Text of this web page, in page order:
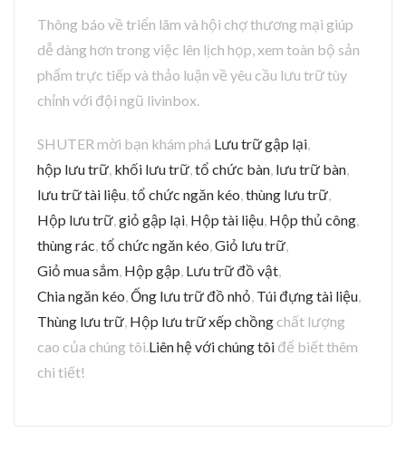
Thông báo về triển lãm và hội chợ thương mại giúp
dễ dàng hơn trong việc lên lịch họp, xem toàn bộ sản
phẩm trực tiếp và thảo luận về yêu cầu lưu trữ tùy
chỉnh với đội ngũ livinbox.
SHUTER mời bạn khám phá Lưu trữ gập lại
hộp lưu trữ khối lưu trữ tổ chức bàn lưu trữ bàn
lưu trữ tài liệu tổ chức ngăn kéo thùng lưu trữ
Hộp lưu trữ giỏ gập lại Hộp tài liệu Hộp thủ công
thùng rác tổ chức ngăn kéo Giỏ lưu trữ
Giỏ mua sắm Hộp gập Lưu trữ đồ vật
Chia ngăn kéo Ống lưu trữ đồ nhỏ Túi đựng tài liệu
Thùng lưu trữ Hộp lưu trữ xếp chồng chất lượng
cao của chúng tôi. Liên hệ với chúng tôi để biết thêm
chi tiết!